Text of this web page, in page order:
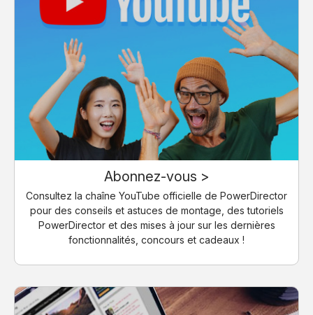
Abonnez-vous >
Consultez la chaîne YouTube officielle de PowerDirector
pour des conseils et astuces de montage, des tutoriels
PowerDirector et des mises à jour sur les dernières
fonctionnalités, concours et cadeaux !